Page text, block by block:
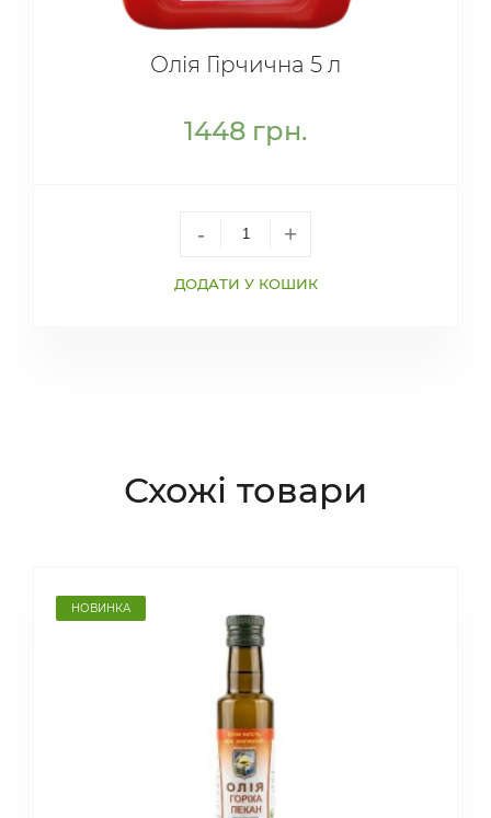
Олія Гірчична 5 л
1448 грн.
- +
ДОДАТИ У КОШИК
Схожі товари
НОВИНКА